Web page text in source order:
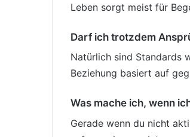
Leben sorgt meist für
Darf ich trotzdem
Natürlich sind Standards
Beziehung basiert auf
Was mache ich, wenn
Gerade wenn du nicht